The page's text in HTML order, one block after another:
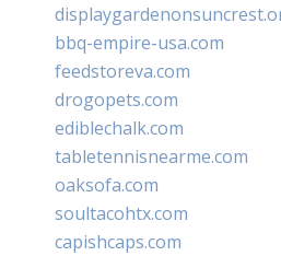
bbq-empire-usa.com
feedstoreva.com
drogopets.com
ediblechalk.com
tabletennisnearme.com
oaksofa.com
soultacohtx.com
capishcaps.com